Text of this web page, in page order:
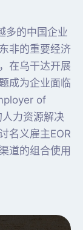
多的中国企业
非的重要经济
在乌干达开展
成为企业面临
of
力资源解决
名义雇主EOR
道的组合使用